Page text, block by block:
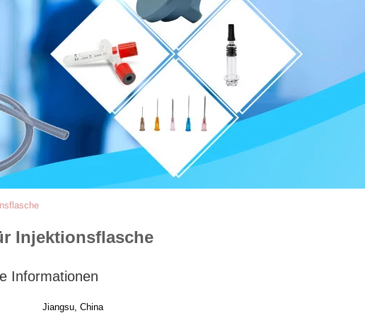
Injektionsflasche
Informationen
Jiangsu, China